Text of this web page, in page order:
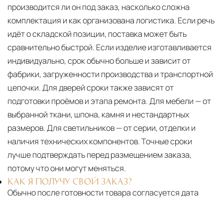
производится ли он под заказ, насколько сложна
комплектация и как организована логистика. Если речь
идёт о складской позиции, поставка может быть
сравнительно быстрой. Если изделие изготавливается
индивидуально, срок обычно больше и зависит от
фабрики, загруженности производства и транспортной
цепочки. Для дверей сроки также зависят от
подготовки проёмов и этапа ремонта. Для мебели — от
выбранной ткани, шпона, камня и нестандартных
размеров. Для светильников — от серии, отделки и
наличия технических компонентов. Точные сроки
лучше подтверждать перед размещением заказа,
потому что они могут меняться.
КАК Я ПОЛУЧУ СВОЙ ЗАКАЗ?
Обычно после готовности товара согласуется дата